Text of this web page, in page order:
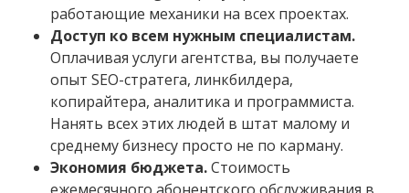
работающие механики на всех проектах.
Доступ ко всем нужным специалистам.
Оплачивая услуги агентства, вы получаете
опыт SEO-стратега, линкбилдера,
копирайтера, аналитика и программиста.
Нанять всех этих людей в штат малому и
среднему бизнесу просто не по карману.
Экономия бюджета.Стоимость